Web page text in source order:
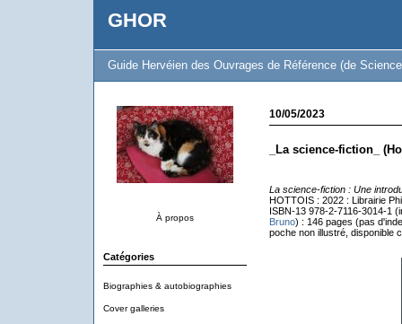
GHOR
Guide Hervéien des Ouvrages de Référence (de
À propos
Catégories
Biographies & autobiographies
Cover galleries
10/05/2023
_La science-fiction_
La science-fiction : Une
HOTTOIS : 2022 : Librairie
ISBN-13 978-2-7116-3014-1
Bruno) : 146 pages (pas
poche non illustré, disponible